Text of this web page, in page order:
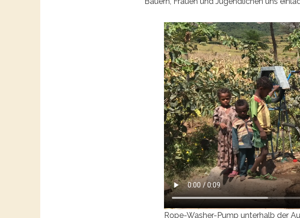
Rope-Washer-Pump unterhalb der